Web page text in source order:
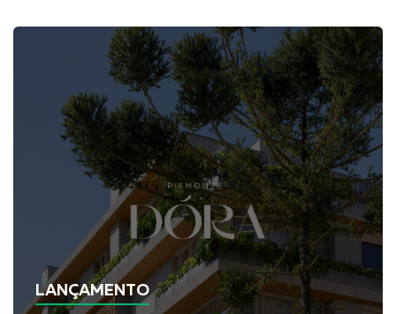
LANÇAMENTO